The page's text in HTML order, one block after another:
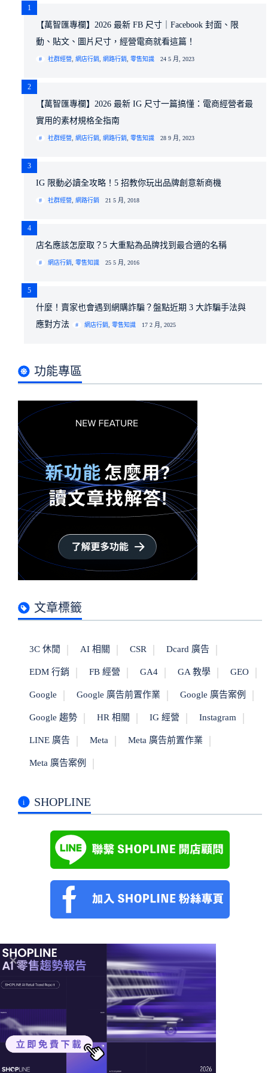
1
【萬智匯專欄】2026 最新 FB 尺寸｜Facebook 封面、限
動、貼文、圖片尺寸，經營電商就看這篇！
社群經營 網店行銷 網路行銷 零售知識 24 5 月, 2023
2
【萬智匯專欄】2026 最新 IG 尺寸一篇搞懂：電商經營者最
實用的素材規格全指南
社群經營 網店行銷 網路行銷 零售知識 28 9 月, 2023
3
IG 限動必讀全攻略！5 招教你玩出品牌創意新商機
社群經營 網路行銷 21 5 月, 2018
4
店名應該怎麼取？5 大重點為品牌找到最合適的名稱
網店行銷 零售知識 25 5 月, 2016
5
什麼！賣家也會遇到網購詐騙？盤點近期 3 大詐騙手法與
應對方法
網店行銷 零售知識 17 2 月, 2025
功能專區
文章標籤
3C 休閒 AI 相關 CSR Dcard 廣告
EDM 行銷 FB 經營 GA4 GA 教學 GEO
Google Google 廣告前置作業 Google 廣告案例
Google 趨勢 HR 相關 IG 經營 Instagram
LINE 廣告 Meta Meta 廣告前置作業
Meta 廣告案例
SHOPLINE
線上講座 ｜